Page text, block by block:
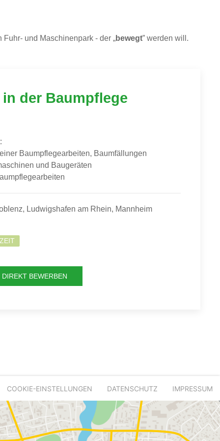
und Maschinenpark - der „bewegt” werden will.
der Baumpflege
Baumpflegearbeiten, Baumfällungen
und Baugeräten
Ludwigshafen am Rhein, Mannheim
DIREKT BEWERBEN
COOKIE-EINSTELLUNGEN DATENSCHUTZ IMPRESSUM